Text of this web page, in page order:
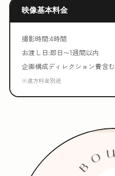
映像基本料金
撮影時間:4時間
お渡し日:即日〜1週間以内
企画構成ディレクション費含む
※遠方料金別途